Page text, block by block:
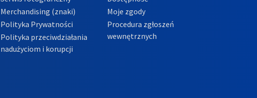
Merchandising (znaki)
Polityka Prywatności
Polityka przeciwdziałania
nadużyciom i korupcji
Moje zgody
Procedura zgłoszeń
wewnętrznych